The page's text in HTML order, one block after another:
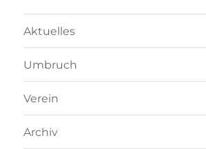
Aktuelles
Umbruch
Verein
Archiv